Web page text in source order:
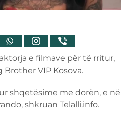
e filmave për të rritur,
Brother VIP Kosova.
shqetësime me dorën, e në
shkruan Telalli.info.